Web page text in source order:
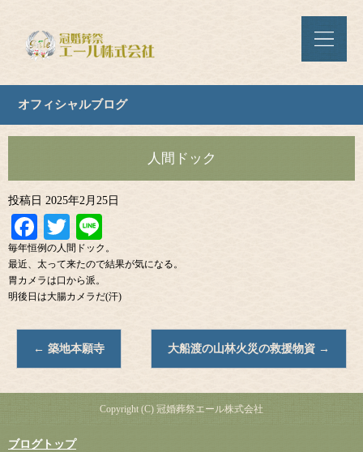
オフィシャルブログ
人間ドック
投稿日 2025年2月25日
Facebook
Twitter
毎年恒例の人間ドック。
最近、太って来たので結果が気になる。
胃カメラは口から派。
明後日は大腸カメラだ(汗)
← 築地本願寺 大船渡の山林火災の救援物資 →
Copyright (C) 冠婚葬祭エール株式会社
ブログトップ